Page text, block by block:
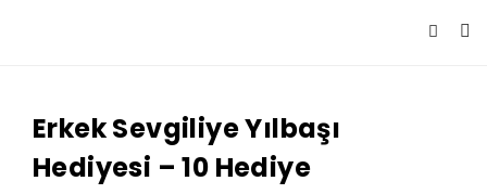
Erkek Sevgiliye Yılbaşı
Hediyesi – 10 Hediye